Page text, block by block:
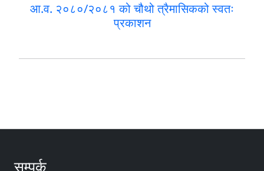
आ.व. २०८०/२०८१ को चौथो त्रैमासिकको स्वतः
प्रकाशन
सम्पर्क